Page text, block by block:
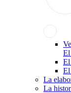
El
El
El
La
La